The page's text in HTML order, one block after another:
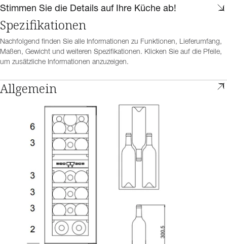
Stimmen Sie die Details auf Ihre Küche ab!
Spezifikationen
Nachfolgend finden Sie alle Informationen zu Funktionen, Lieferumfang,
Maßen, Gewicht und weiteren Spezifikationen. Klicken Sie auf die Pfeile,
um zusätzliche Informationen anzuzeigen.
Allgemein